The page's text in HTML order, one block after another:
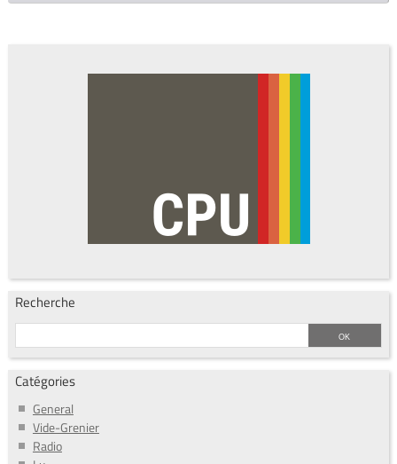
Recherche
Catégories
General
Vide-Grenier
Radio